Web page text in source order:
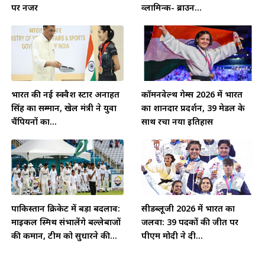
पर नजर
व्लामिन्क- ब्राउन...
भारत की नई स्क्वैश स्टार अनाहत
सिंह का सम्मान, खेल मंत्री ने युवा
चैंपियनों का...
कॉमनवेल्थ गेम्स 2026 में भारत
का शानदार प्रदर्शन, 39 मेडल के
साथ रचा नया इतिहास
पाकिस्तान क्रिकेट में बड़ा बदलाव:
माइकल स्मिथ संभालेंगे बल्लेबाजों
की कमान, टीम को सुधारने की...
सीडब्लूजी 2026 में भारत का
जलवा: 39 पदकों की जीत पर
पीएम मोदी ने दी...